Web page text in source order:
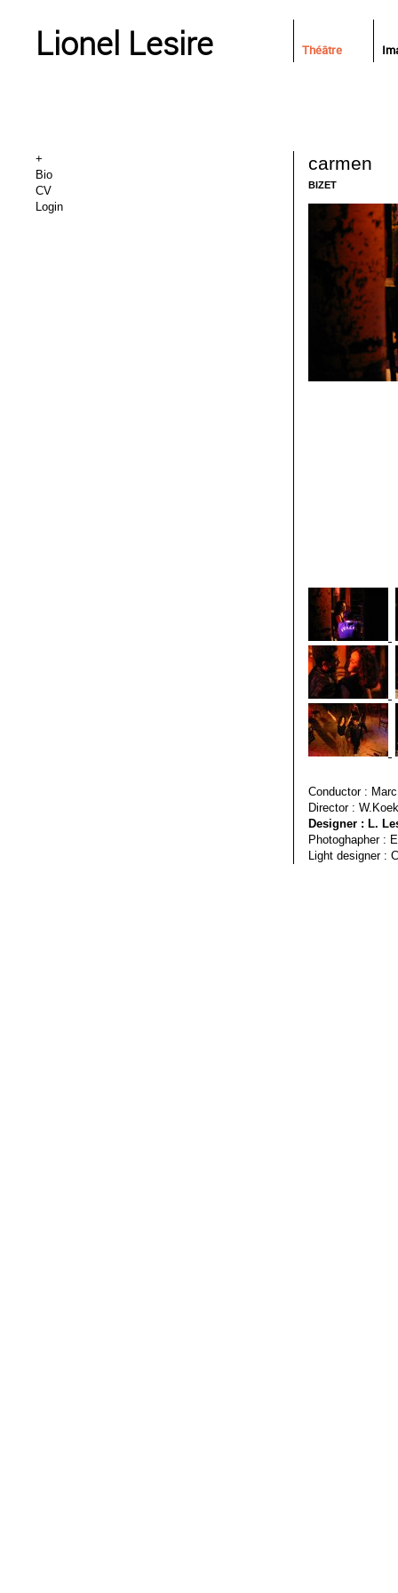
Lionel Lesire Théâtre
+
Bio
CV
Login
carmen
BIZET
Conductor :
Director :
Designer : L.
Photoghapher :
Light designer :